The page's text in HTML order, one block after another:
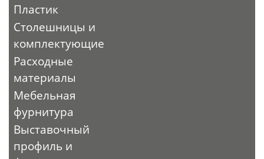
Пластик
Столешницы и
комплектующие
Расходные
материалы
Мебельная
фурнитура
Выставочный
профиль и